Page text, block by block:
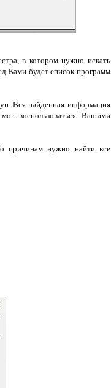
в котором нужно искать
Вами будет список программ
Вся найденная информация
воспользоваться Вашими
причинам нужно найти все